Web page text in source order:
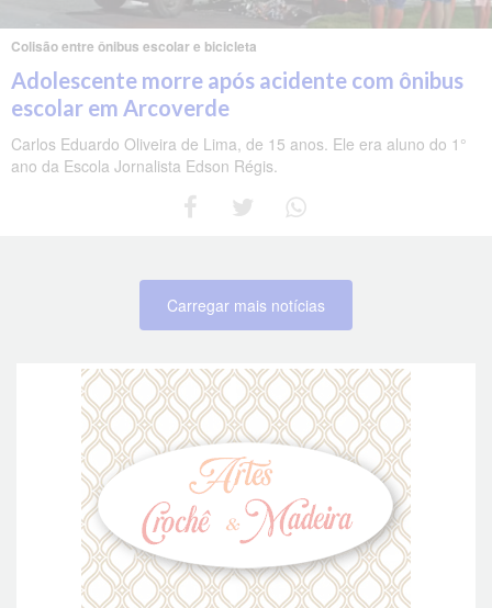
Colisão entre ônibus escolar e bicicleta
Adolescente morre após acidente com ônibus
escolar em Arcoverde
Carlos Eduardo Oliveira de Lima, de 15 anos. Ele era aluno do 1°
ano da Escola Jornalista Edson Régis.
Carregar mais notícias